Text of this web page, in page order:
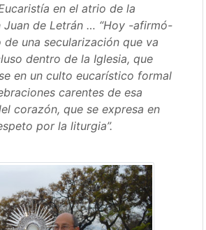
en el atrio de la
Juan de Letrán … “Hoy -afirmó-
una secularización que va
dentro de la Iglesia, que
en un culto eucarístico formal
carentes de esa
corazón, que se expresa en
por la liturgia”.